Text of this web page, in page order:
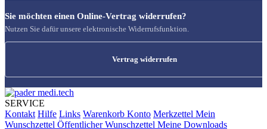
Sie möchten einen Online-Vertrag widerrufen?
Nutzen Sie dafür unsere elektronische Widerrufsfunktion.
Vertrag widerrufen
SERVICE
Kontakt Hilfe Links Warenkorb Konto Merkzettel Mein
Wunschzettel Öffentlicher Wunschzettel Meine Downloads